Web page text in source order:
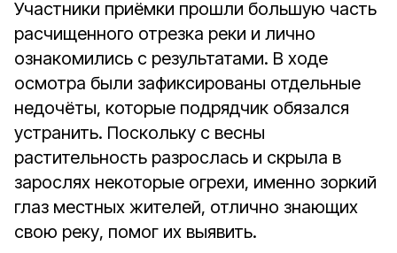
Участники приёмки прошли большую часть
расчищенного отрезка реки и лично
ознакомились с результатами. В ходе
осмотра были зафиксированы отдельные
недочёты, которые подрядчик обязался
устранить. Поскольку с весны
растительность разрослась и скрыла в
зарослях некоторые огрехи, именно зоркий
глаз местных жителей, отлично знающих
свою реку, помог их выявить.